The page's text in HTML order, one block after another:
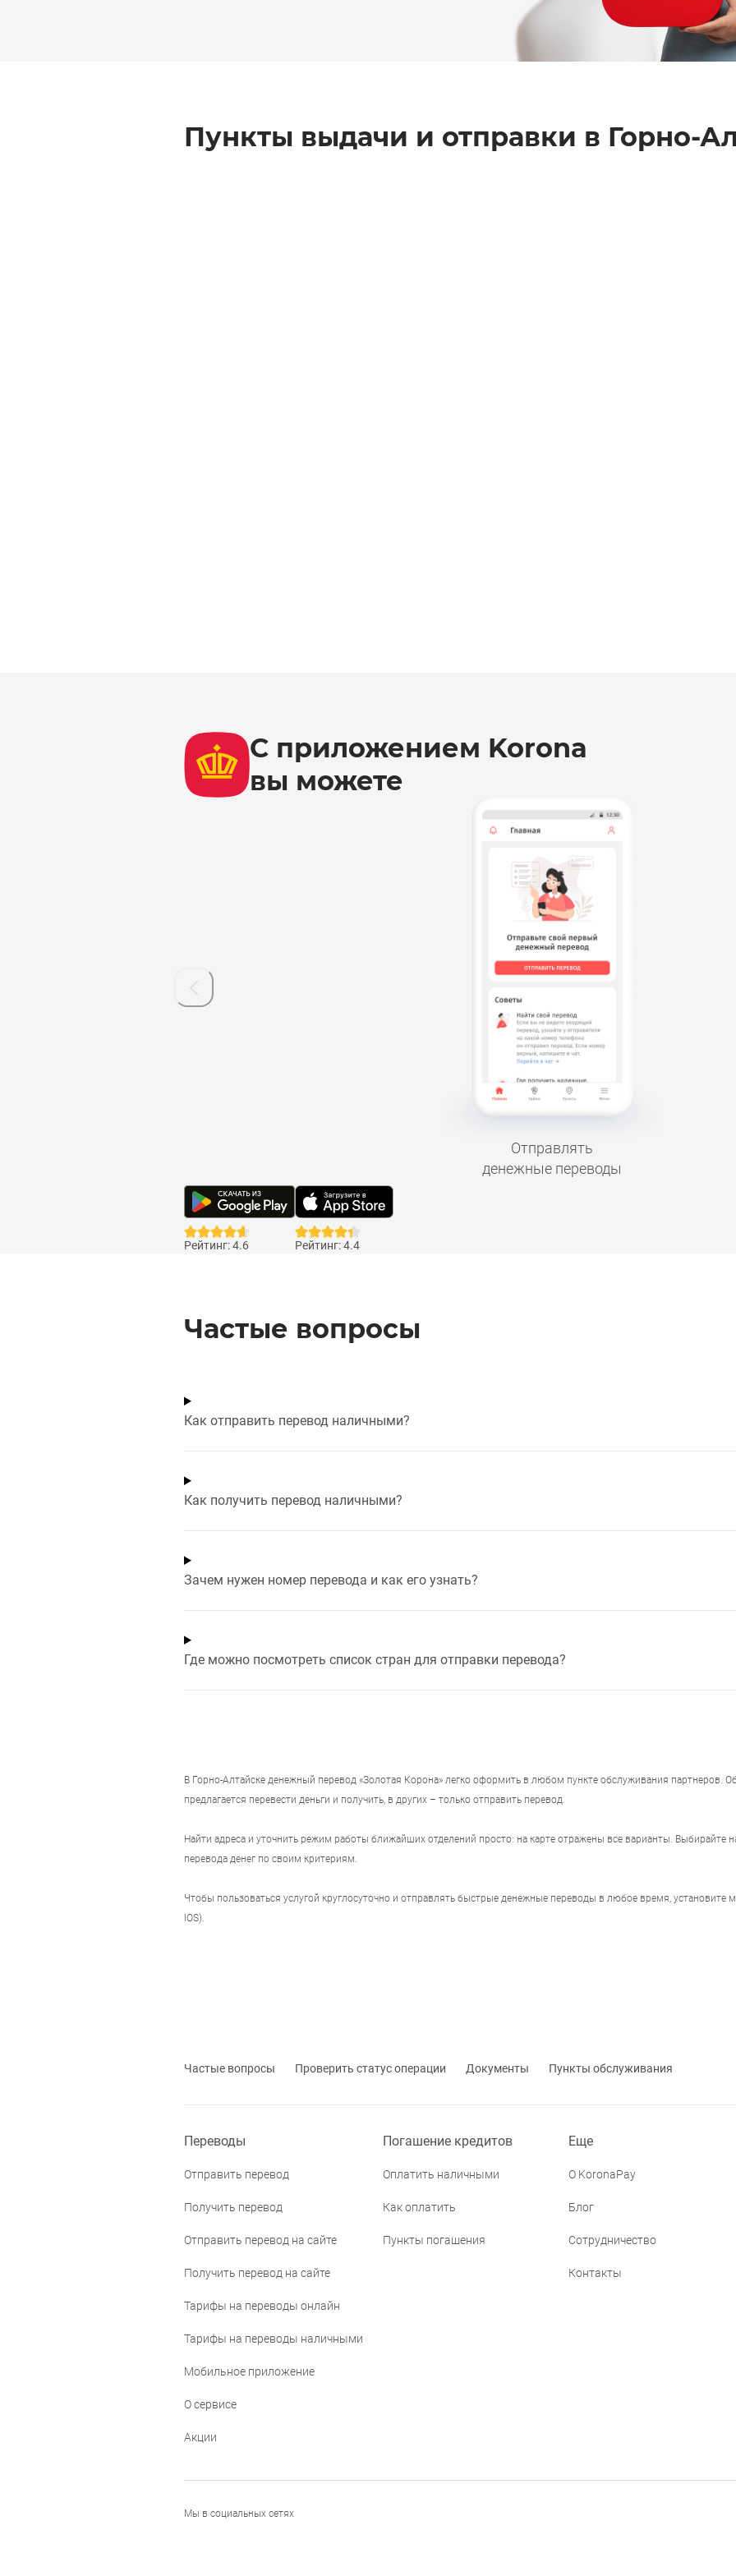
Пункты выдачи и отправки в Горно-
С приложением Korona
вы можете
Отправлять
денежные переводы
Рейтинг: 4.6 Рейтинг: 4.4
Частые вопросы
Как отправить перевод наличными?
Как получить перевод наличными?
Зачем нужен номер перевода и как его узнать?
Где можно посмотреть список стран для отправки перевода?
В Горно-Алтайске денежный перевод «Золотая Корона» легко оформить в любом пункте обслуживания партнеров.
предлагается перевести деньги и получить, в других – только отправить перевод.
Найти адреса и уточнить режим работы ближайших отделений просто: на карте отражены все варианты. Выбирайте
перевода денег по своим критериям.
Чтобы пользоваться услугой круглосуточно и отправлять быстрые денежные переводы в любое время,
IOS).
Частые вопросы Проверить статус операции Документы Пункты обслуживания
Переводы
Отправить перевод
Получить перевод
Отправить перевод на сайте
Получить перевод на сайте
Тарифы на переводы онлайн
Тарифы на переводы наличными
Мобильное приложение
О сервисе
Акции
Погашение кредитов
Оплатить наличными
Как оплатить
Пункты погашения
Еще
О KoronaPay
Блог
Сотрудничество
Контакты
Мы в социальных сетях